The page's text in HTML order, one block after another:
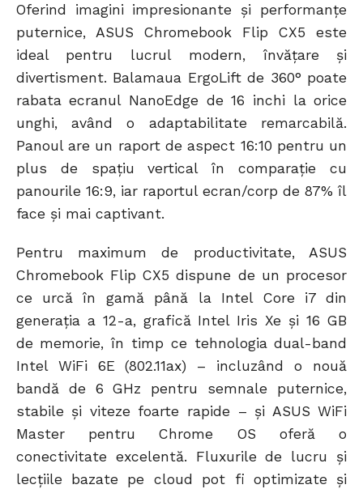
Oferind imagini impresionante și performanțe
puternice, ASUS Chromebook Flip CX5 este
ideal pentru lucrul modern, învățare și
divertisment. Balamaua ErgoLift de 360° poate
rabata ecranul NanoEdge de 16 inchi la orice
unghi, având o adaptabilitate remarcabilă.
Panoul are un raport de aspect 16:10 pentru un
plus de spațiu vertical în comparație cu
panourile 16:9, iar raportul ecran/corp de 87% îl
face și mai captivant.
Pentru maximum de productivitate, ASUS
Chromebook Flip CX5 dispune de un procesor
ce urcă în gamă până la Intel Core i7 din
generația a 12-a, grafică Intel Iris Xe și 16 GB
de memorie, în timp ce tehnologia dual-band
Intel WiFi 6E (802.11ax) – incluzând o nouă
bandă de 6 GHz pentru semnale puternice,
stabile și viteze foarte rapide – și ASUS WiFi
Master pentru Chrome OS oferă o
conectivitate excelentă. Fluxurile de lucru și
lecțiile bazate pe cloud pot fi optimizate și